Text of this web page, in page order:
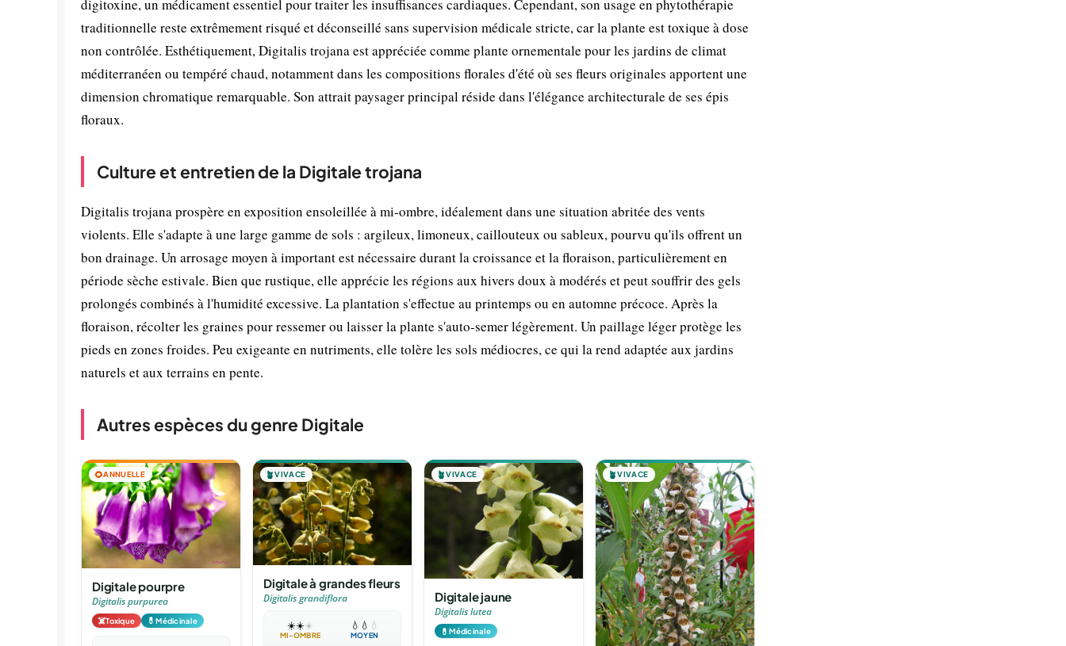
digitoxine, un médicament essentiel pour traiter les insuffisances cardiaques. Cependant, son usage en phytothérapie
traditionnelle reste extrêmement risqué et déconseillé sans supervision médicale stricte, car la plante est toxique à dose
non contrôlée. Esthétiquement, Digitalis trojana est appréciée comme plante ornementale pour les jardins de climat
méditerranéen ou tempéré chaud, notamment dans les compositions florales d'été où ses fleurs originales apportent une
dimension chromatique remarquable. Son attrait paysager principal réside dans l'élégance architecturale de ses épis
floraux.
Culture et entretien de la Digitale trojana
Digitalis trojana prospère en exposition ensoleillée à mi-ombre, idéalement dans une situation abritée des vents
violents. Elle s'adapte à une large gamme de sols : argileux, limoneux, caillouteux ou sableux, pourvu qu'ils offrent un
bon drainage. Un arrosage moyen à important est nécessaire durant la croissance et la floraison, particulièrement en
période sèche estivale. Bien que rustique, elle apprécie les régions aux hivers doux à modérés et peut souffrir des gels
prolongés combinés à l'humidité excessive. La plantation s'effectue au printemps ou en automne précoce. Après la
floraison, récolter les graines pour ressemer ou laisser la plante s'auto-semer légèrement. Un paillage léger protège les
pieds en zones froides. Peu exigeante en nutriments, elle tolère les sols médiocres, ce qui la rend adaptée aux jardins
naturels et aux terrains en pente.
Autres espèces du genre Digitale
🌻ANNUELLE
Digitale pourpre
Digitalis purpurea
☠️Toxique 💊Médicinale
🪴VIVACE
Digitale à grandes fleurs
Digitalis grandiflora
☀️☀️☀️
MI-OMBRE
💧 💧 💧
MOYEN
🪴VIVACE
Digitale jaune
Digitalis lutea
💊Médicinale
🪴VIVACE